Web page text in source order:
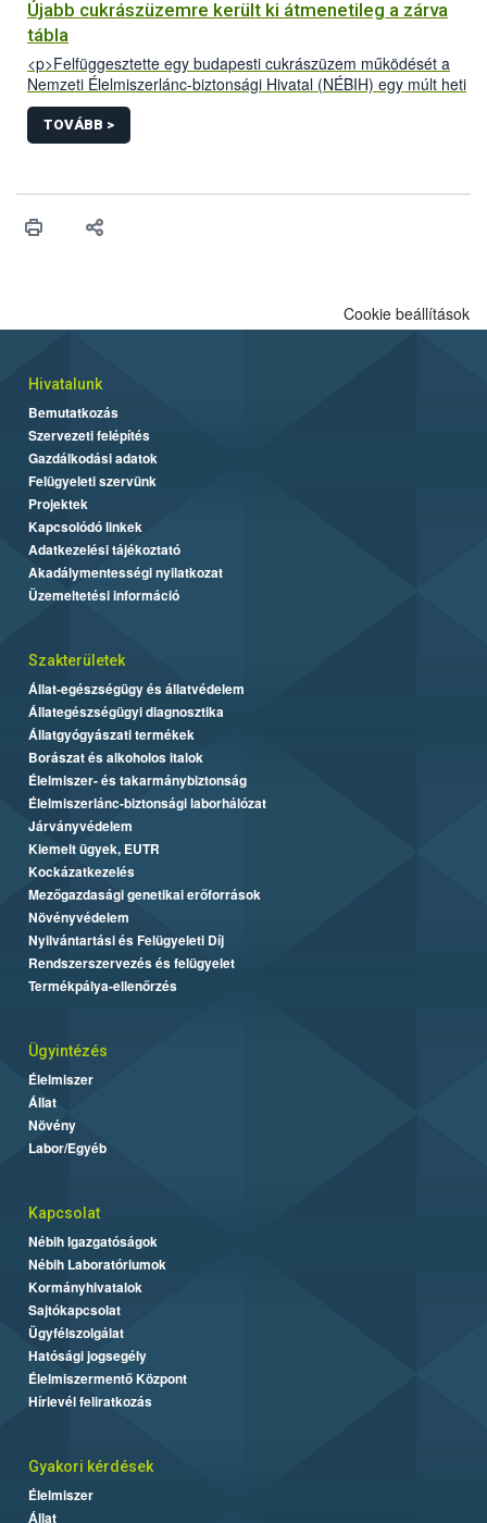
Újabb cukrászüzemre került ki átmenetileg a zárva
tábla
<p>Felfüggesztette egy budapesti cukrászüzem működését a
Nemzeti Élelmiszerlánc-biztonsági Hivatal (NÉBIH) egy múlt heti
ellenőrzés során. Az üzemben jelöletlen alapanyagok,
ismeretlen gyártási idejű félkész- és késztermékek, valamint
súlyos higiéniai problémák voltak. Az eljárás során több mint
TOVÁBB >
Cookie beállítások
Hivatalunk
Bemutatkozás
Szervezeti felépítés
Gazdálkodási adatok
Felügyeleti szervünk
Projektek
Kapcsolódó linkek
Adatkezelési tájékoztató
Akadálymentességi nyilatkozat
Üzemeltetési információ
Szakterületek
Állat-egészségügy és állatvédelem
Állategészségügyi diagnosztika
Állatgyógyászati termékek
Borászat és alkoholos italok
Élelmiszer- és takarmánybiztonság
Élelmiszerlánc-biztonsági laborhálózat
Járványvédelem
Kiemelt ügyek, EUTR
Kockázatkezelés
Mezőgazdasági genetikai erőforrások
Növényvédelem
Nyilvántartási és Felügyeleti Díj
Rendszerszervezés és felügyelet
Termékpálya-ellenőrzés
Ügyintézés
Élelmiszer
Állat
Növény
Labor/Egyéb
Kapcsolat
Nébih Igazgatóságok
Nébih Laboratóriumok
Kormányhivatalok
Sajtókapcsolat
Ügyfélszolgálat
Hatósági jogsegély
Élelmiszermentő Központ
Hírlevél feliratkozás
Gyakori kérdések
Élelmiszer
Állat